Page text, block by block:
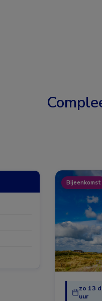
Bijeenkomst
zo 13
uur